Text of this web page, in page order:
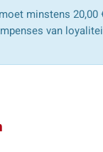
minstens 20,00
van